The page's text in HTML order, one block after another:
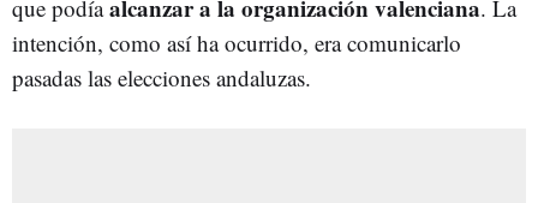
que podíaalcanzar a la organización valenciana. La
intención, como así ha ocurrido, era comunicarlo
pasadas las elecciones andaluzas.